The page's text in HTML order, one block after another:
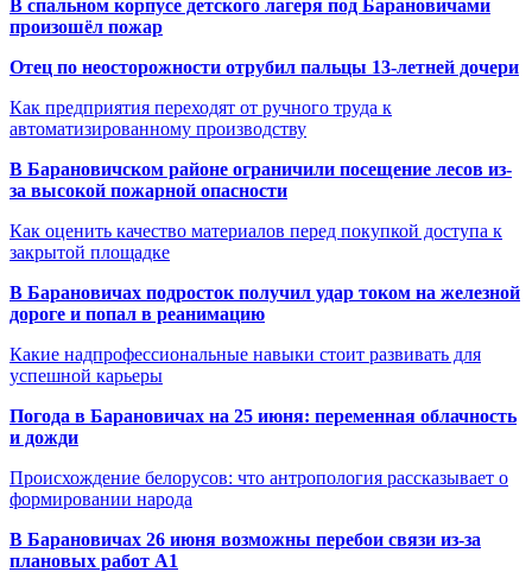
В спальном корпусе детского лагеря под Барановичами
произошёл пожар
Отец по неосторожности отрубил пальцы 13-летней дочери
Как предприятия переходят от ручного труда к
автоматизированному производству
В Барановичском районе ограничили посещение лесов из-
за высокой пожарной опасности
Как оценить качество материалов перед покупкой доступа к
закрытой площадке
В Барановичах подросток получил удар током на железной
дороге и попал в реанимацию
Какие надпрофессиональные навыки стоит развивать для
успешной карьеры
Погода в Барановичах на 25 июня: переменная облачность
и дожди
Происхождение белорусов: что антропология рассказывает о
формировании народа
В Барановичах 26 июня возможны перебои связи из-за
плановых работ A1